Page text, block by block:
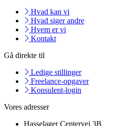
Hvad kan vi
Hvad siger andre
Hvem er vi
Kontakt
Gå direkte til
Ledige stillinger
Freelance-opgaver
Konsulent-login
Vores adresser
Hasselager Centervej 3B